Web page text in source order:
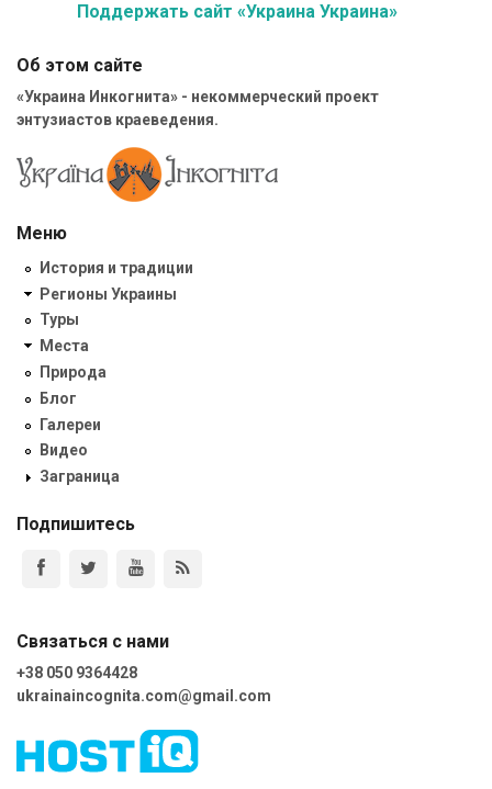
Поддержать сайт «Украина Украина»
Об этом сайте
«Украина Инкогнита» - некоммерческий проект
энтузиастов краеведения.
Меню
История и традиции
Регионы Украины
Туры
Места
Природа
Блог
Галереи
Видео
Заграница
Подпишитесь
Связаться с нами
+38 050 9364428
ukrainaincognita.com@gmail.com